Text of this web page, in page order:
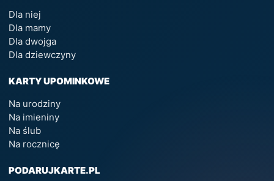
Dla niej
Dla mamy
Dla dwojga
Dla dziewczyny
KARTY UPOMINKOWE
Na urodziny
Na imieniny
Na ślub
Na rocznicę
PODARUJKARTE.PL